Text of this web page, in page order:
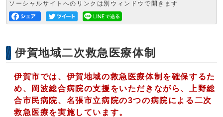
ソーシャルサイトへのリンクは別ウィンドウで開きます
伊賀地域二次救急医療体制
伊賀市では、伊賀地域の救急医療体制を確保するた
め、岡波総合病院の支援をいただきながら、上野総
合市民病院、名張市立病院の3つの病院による二次
救急医療を実施しています。